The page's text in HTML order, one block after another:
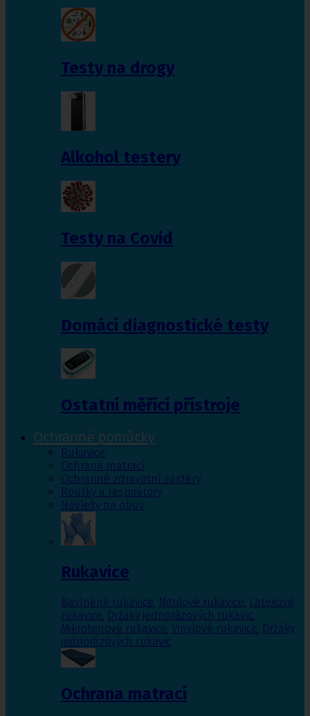
Testy na drogy
Alkohol testery
Testy na Covid
Domácí diagnostické testy
Ostatní měřící přístroje
Ochranné pomůcky
Rukavice
Ochrana matrací
Ochranné zdravotní zástěry
Roušky a respirátory
Návleky na obuv
Rukavice
Bavlněné rukavice, Nitrilové rukavice, Latexové
rukavice, Držáky jednorázových rukavic,
Mikrotenové rukavice, Vinylové rukavice, Držáky
jednorázových rukavic
Ochrana matrací